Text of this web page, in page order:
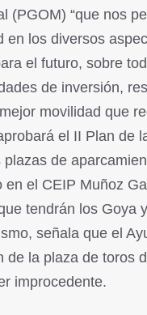
(PGOM) “que nos
en los diversos
el futuro, sobre
de inversión,
movilidad que
el II Plan de
de
en el CEIP Muñoz
tendrán los Goya
señala que el
de la plaza de toros
improcedente.